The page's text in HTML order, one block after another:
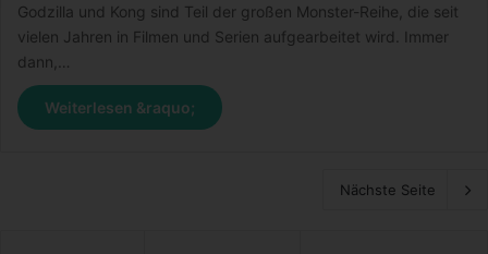
Godzilla und Kong sind Teil der großen Monster-Reihe, die seit
vielen Jahren in Filmen und Serien aufgearbeitet wird. Immer
dann,…
Weiterlesen &raquo;
Nächste Seite